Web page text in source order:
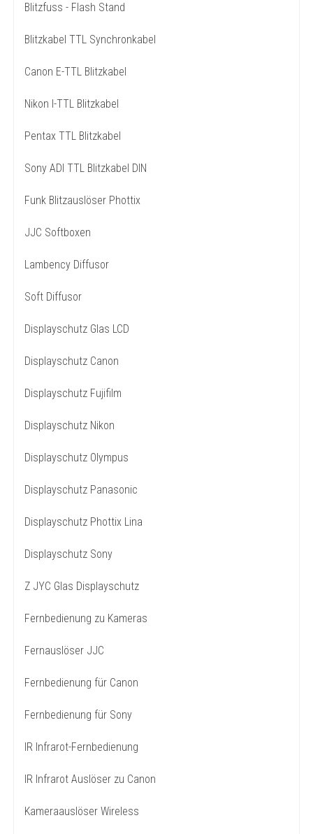
Blitzfuss - Flash Stand
Blitzkabel TTL Synchronkabel
Canon E-TTL Blitzkabel
Nikon I-TTL Blitzkabel
Pentax TTL Blitzkabel
Sony ADI TTL Blitzkabel DIN
Funk Blitzauslöser Phottix
JJC Softboxen
Lambency Diffusor
Soft Diffusor
Displayschutz Glas LCD
Displayschutz Canon
Displayschutz Fujifilm
Displayschutz Nikon
Displayschutz Olympus
Displayschutz Panasonic
Displayschutz Phottix Lina
Displayschutz Sony
Z JYC Glas Displayschutz
Fernbedienung zu Kameras
Fernauslöser JJC
Fernbedienung für Canon
Fernbedienung für Sony
IR Infrarot-Fernbedienung
IR Infrarot Auslöser zu Canon
Kameraauslöser Wireless